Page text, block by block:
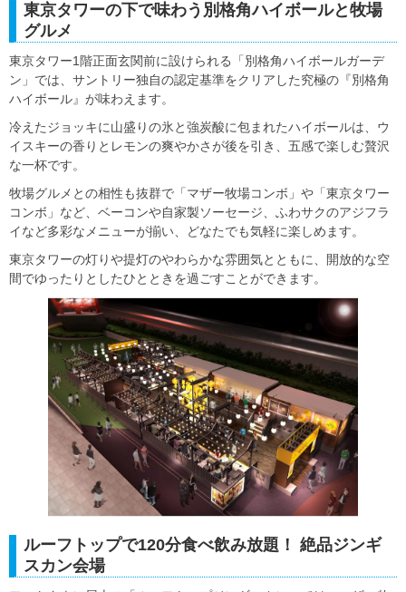
東京タワーの下で味わう別格角ハイボールと牧場
グルメ
東京タワー1階正面玄関前に設けられる「別格角ハイボールガーデ
ン」では、サントリー独自の認定基準をクリアした究極の『別格角
ハイボール』が味わえます。
冷えたジョッキに山盛りの氷と強炭酸に包まれたハイボールは、ウ
イスキーの香りとレモンの爽やかさが後を引き、五感で楽しむ贅沢
な一杯です。
牧場グルメとの相性も抜群で「マザー牧場コンボ」や「東京タワー
コンボ」など、ベーコンや自家製ソーセージ、ふわサクのアジフラ
イなど多彩なメニューが揃い、どなたでも気軽に楽しめます。
東京タワーの灯りや提灯のやわらかな雰囲気とともに、開放的な空
間でゆったりとしたひとときを過ごすことができます。
ルーフトップで120分食べ飲み放題！ 絶品ジンギ
スカン会場